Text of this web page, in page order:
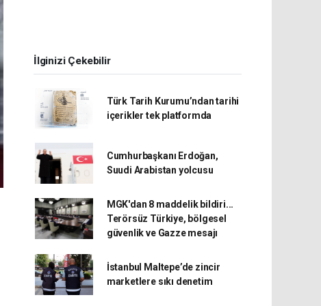
İlginizi Çekebilir
Türk Tarih Kurumu’ndan tarihi
içerikler tek platformda
Cumhurbaşkanı Erdoğan,
Suudi Arabistan yolcusu
MGK'dan 8 maddelik bildiri...
Terörsüz Türkiye, bölgesel
güvenlik ve Gazze mesajı
İstanbul Maltepe’de zincir
marketlere sıkı denetim